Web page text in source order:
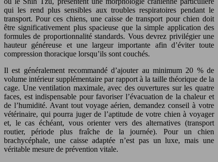
qui les rend plus sensibles aux troubles respiratoires pendant le
transport. Pour ces chiens, une caisse de transport pour chien doit
être significativement plus spacieuse que la simple application des
formules de proportionnalité standards. Vous devrez privilégier une
hauteur généreuse et une largeur importante afin d’éviter toute
compression thoracique lorsqu’ils sont couchés.
Il est généralement recommandé d’ajouter au minimum 20 % de
volume intérieur supplémentaire par rapport à la taille théorique de la
cage. Une ventilation maximale, avec des ouvertures sur les quatre
faces, est indispensable pour favoriser l’évacuation de la chaleur et
de l’humidité. Avant tout voyage aérien, demandez conseil à votre
vétérinaire, qui pourra juger de l’aptitude de votre chien à voyager
et, le cas échéant, vous orienter vers des alternatives (transport
routier, période plus fraîche de la journée). Pour un chien
brachycéphale, une caisse adaptée n’est pas un luxe, mais une
véritable mesure de prévention vitale.